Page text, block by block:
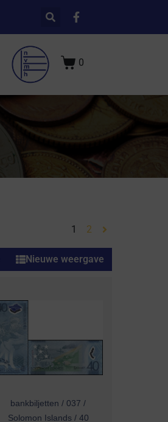
0
1 2
Nieuwe weergave
bankbiljetten / 037 /
Solomon Islands / 40